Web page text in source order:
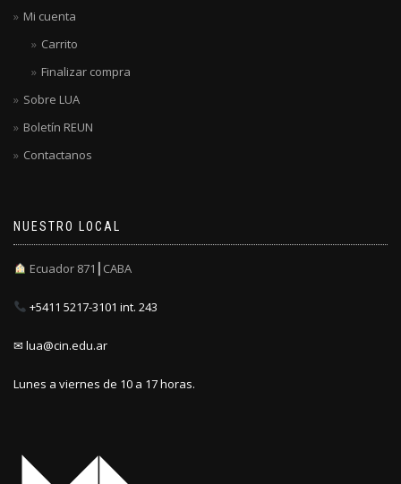
Mi cuenta
Carrito
Finalizar compra
Sobre LUA
Boletín REUN
Contactanos
NUESTRO LOCAL
Ecuador 871┃CABA
+5411 5217-3101 int. 243
✉ lua@cin.edu.ar
Lunes a viernes de 10 a 17 horas.